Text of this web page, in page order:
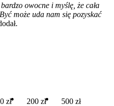
owocne i myślę, że cała
może uda nam się pozyskać
zł 200 zł 500 zł